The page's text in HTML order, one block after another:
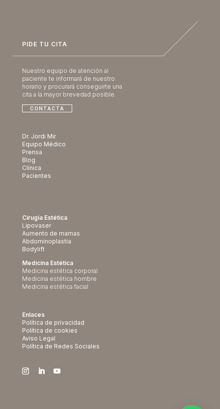
PIDE TU CITA
Nuestro equipo de atención al
paciente te informará de nuestro
horario y procurará conseguirte una
cita a la mayor brevedad posible.
CONTACTA
Dr. Jordi Mir
Equipo Médico
Prensa
Blog
Clínica
Pacientes
Cirugía Estética
Lipovaser
Aumento de mamas
Abdominoplastia
Bodylift
Medicina Estética
Medicina estética corporal
Medicina estética hombre
Medicina estética facial
Enlaces
Política de privacidad
Política de cookies
Aviso Legal
Política de Redes Sociales